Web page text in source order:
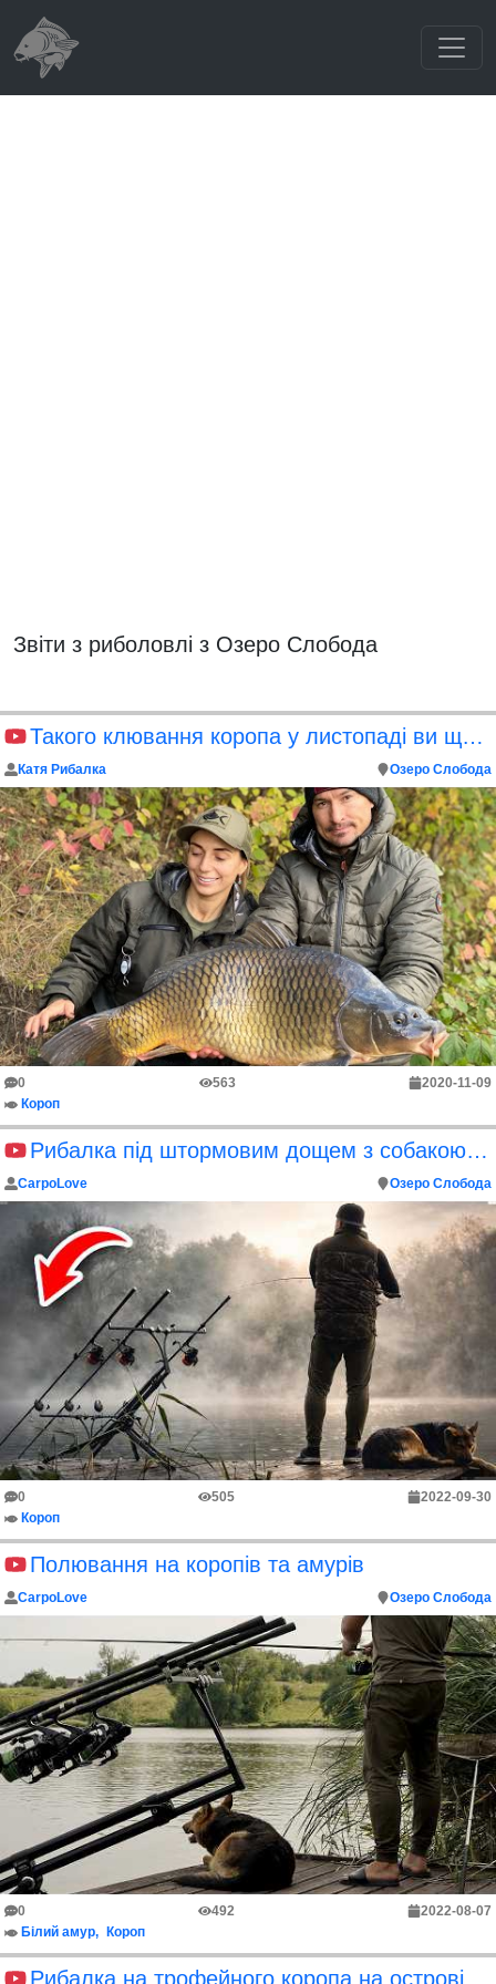
Звіти з риболовлі з Озеро Слобода
Такого клювання коропа у листопаді ви ще не бачили
Катя Рибалка Озеро Слобода
0 563
2020-11-09
Короп
Рибалка під штормовим дощем з собакою восени
CarpoLove Озеро Слобода
0 505
2022-09-30
Короп
Полювання на коропів та амурів
CarpoLove Озеро Слобода
0 492
2022-08-07
Білий амур
Короп
Рибалка на трофейного коропа на острові